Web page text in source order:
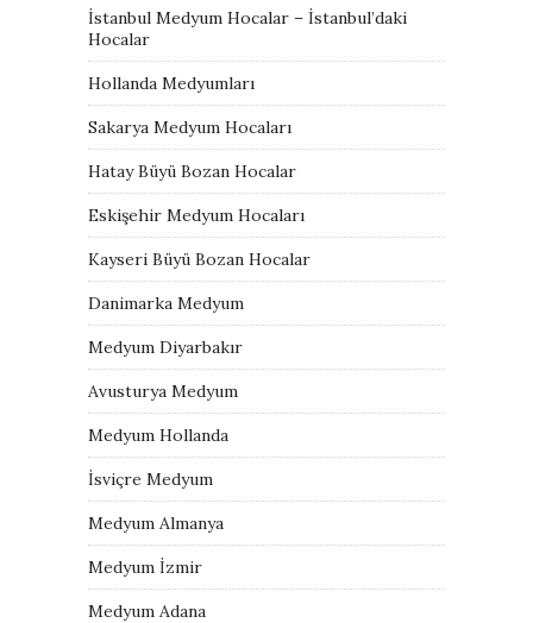
İstanbul Medyum Hocalar – İstanbul’daki
Hocalar
Hollanda Medyumları
Sakarya Medyum Hocaları
Hatay Büyü Bozan Hocalar
Eskişehir Medyum Hocaları
Kayseri Büyü Bozan Hocalar
Danimarka Medyum
Medyum Diyarbakır
Avusturya Medyum
Medyum Hollanda
İsviçre Medyum
Medyum Almanya
Medyum İzmir
Medyum Adana